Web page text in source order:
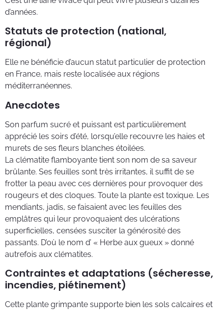
d’années.
Statuts de protection (national,
régional)
Elle ne bénéficie d’aucun statut particulier de protection
en France, mais reste localisée aux régions
méditerranéennes.
Anecdotes
Son parfum sucré et puissant est particulièrement
apprécié les soirs d’été, lorsqu’elle recouvre les haies et
murets de ses fleurs blanches étoilées.
La clématite flamboyante tient son nom de sa saveur
brûlante. Ses feuilles sont très irritantes, il suffit de se
frotter la peau avec ces dernières pour provoquer des
rougeurs et des cloques. Toute la plante est toxique. Les
mendiants, jadis, se faisaient avec les feuilles des
emplâtres qui leur provoquaient des ulcérations
superficielles, censées susciter la générosité des
passants. D’où le nom d’ « Herbe aux gueux » donné
autrefois aux clématites.
Contraintes et adaptations (sécheresse,
incendies, piétinement)
Cette plante grimpante supporte bien les sols calcaires et